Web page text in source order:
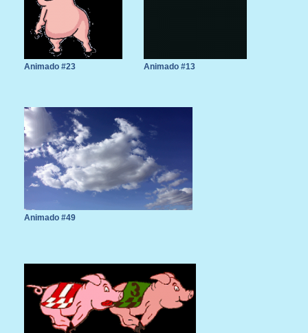
Animado #23 Animado #13
Animado #49